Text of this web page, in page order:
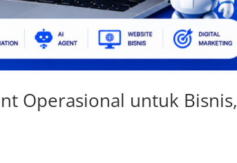
Operasional untuk Bisnis,